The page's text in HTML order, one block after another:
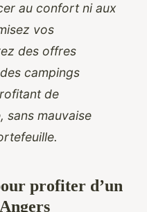
au confort ni aux
vos
des offres
campings
de
sans mauvaise
profiter d’un